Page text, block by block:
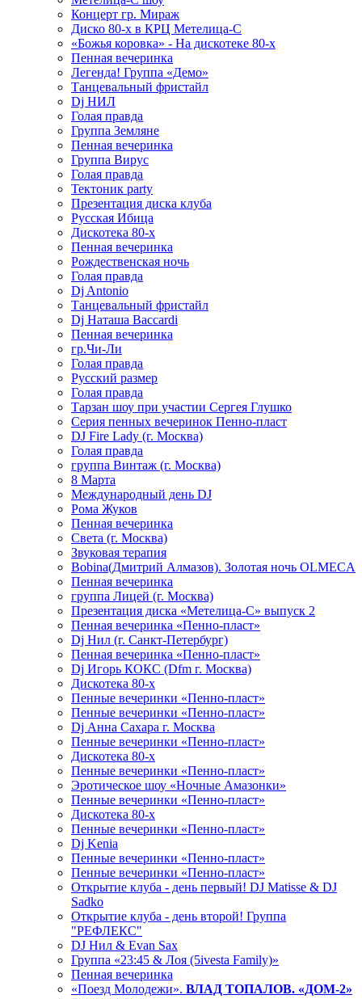
Концерт гр. Мираж
Диско 80-х в КРЦ Метелица-С
«Божья коровка» - На дискотеке 80-х
Пенная вечеринка
Легенда! Группа «Демо»
Танцевальный фристайл
Dj НИЛ
Голая правда
Группа Земляне
Пенная вечеринка
Группа Вирус
Голая правда
Тектоник party
Презентация диска клуба
Русская Ибица
Дискотека 80-х
Пенная вечеринка
Рождественская ночь
Голая правда
Dj Antonio
Танцевальный фристайл
Dj Наташа Baccardi
Пенная вечеринка
гр.Чи-Ли
Голая правда
Русский размер
Голая правда
Тарзан шоу при участии Сергея Глушко
Серия пенных вечеринок Пенно-пласт
DJ Fire Lady (г. Москва)
Голая правда
группа Винтаж (г. Москва)
8 Марта
Международный день DJ
Рома Жуков
Пенная вечеринка
Света (г. Москва)
Звуковая терапия
Bobina(Дмитрий Алмазов). Золотая ночь OLMECA
Пенная вечеринка
группа Лицей (г. Москва)
Презентация диска «Метелица-С» выпуск 2
Пенная вечеринка «Пенно-пласт»
Dj Нил (г. Санкт-Петербург)
Пенная вечеринка «Пенно-пласт»
Dj Игорь КОКС (Dfm г. Москва)
Дискотека 80-х
Пенные вечеринки «Пенно-пласт»
Пенные вечеринки «Пенно-пласт»
Dj Анна Сахара г. Москва
Пенные вечеринки «Пенно-пласт»
Дискотека 80-х
Пенные вечеринки «Пенно-пласт»
Эротическое шоу «Ночные Амазонки»
Пенные вечеринки «Пенно-пласт»
Дискотека 80-х
Пенные вечеринки «Пенно-пласт»
Dj Kenia
Пенные вечеринки «Пенно-пласт»
Пенные вечеринки «Пенно-пласт»
Открытие клуба - день первый! DJ Matisse & DJ
Sadko
Открытие клуба - день второй! Группа
"РЕФЛЕКС"
DJ Нил & Evan Sax
Группа «23:45 & Лоя (5ivesta Family)»
Пенная вечеринка
«Поезд Молодежи». ВЛАД ТОПАЛОВ. «ДОМ-2»